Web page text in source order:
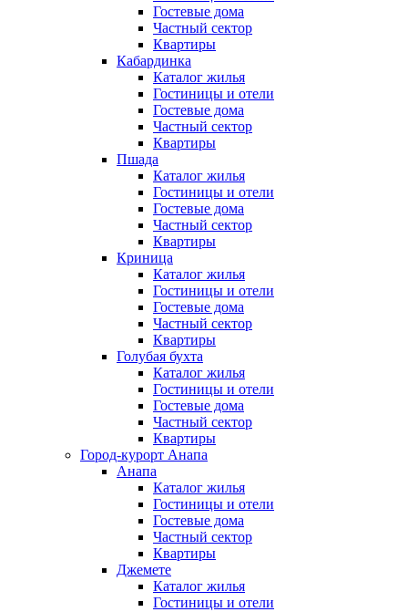
Гостевые дома
Частный сектор
Квартиры
Кабардинка
Каталог жилья
Гостиницы и отели
Гостевые дома
Частный сектор
Квартиры
Пшада
Каталог жилья
Гостиницы и отели
Гостевые дома
Частный сектор
Квартиры
Криница
Каталог жилья
Гостиницы и отели
Гостевые дома
Частный сектор
Квартиры
Голубая бухта
Каталог жилья
Гостиницы и отели
Гостевые дома
Частный сектор
Квартиры
Город-курорт Анапа
Анапа
Каталог жилья
Гостиницы и отели
Гостевые дома
Частный сектор
Квартиры
Джемете
Каталог жилья
Гостиницы и отели